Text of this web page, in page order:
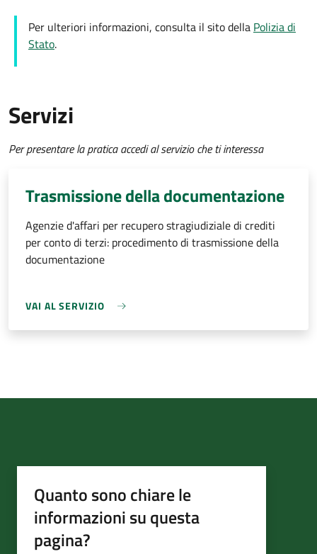
Per ulteriori informazioni, consulta il sito della Polizia di
Stato.
Servizi
Per presentare la pratica accedi al servizio che ti interessa
Trasmissione della documentazione
Agenzie d'affari per recupero stragiudiziale di crediti
per conto di terzi: procedimento di trasmissione della
documentazione
VAI AL SERVIZIO
Quanto sono chiare le
informazioni su questa
pagina?